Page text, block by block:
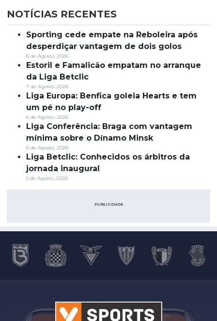
NOTÍCIAS RECENTES
Sporting cede empate na Reboleira após
desperdiçar vantagem de dois golos
8 de Agosto, 2026
Estoril e Famalicão empatam no arranque
da Liga Betclic
7 de Agosto, 2026
Liga Europa: Benfica goleia Hearts e tem
um pé no play-off
6 de Agosto, 2026
Liga Conferência: Braga com vantagem
mínima sobre o Dínamo Minsk
6 de Agosto, 2026
Liga Betclic: Conhecidos os árbitros da
jornada inaugural
5 de Agosto, 2026
PUBLICIDADE